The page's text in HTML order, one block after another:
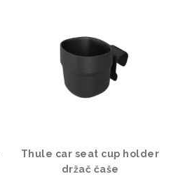
Thule car seat cup holder
držač čaše